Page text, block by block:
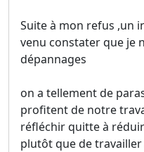
Suite à mon refus ,un
venu constater que je
dépannages
on a tellement de
profitent de notre
réfléchir quitte à
plutôt que de